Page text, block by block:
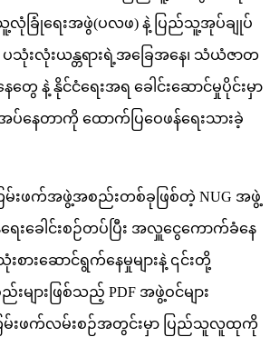
လုံခြုံရေးအဖွဲ(ပလဖ) နဲ့ ပြည်သူ့အုပ်ချုပ်
သုံးလုံးယန္တရားရဲ့အခြေအနေ၊ သံယံဇာတ
ေ နဲ့ နိုင်ငံရေးအရ ခေါင်းဆောင်မှုပိုင်းမှာ
အပ်နေတာကို ထောက်ပြဝေဖန်ရေးသားခဲ့
းဖက်အဖွဲ့အစည်းတစ်ခုဖြစ်တဲ့ NUG အဖွဲ့
းခေါင်းစဉ်တပ်ပြီး အလှူငွေကောက်ခံနေ
စားဆောင်ရွက်နေမှုများနဲ့ ၎င်းတို့
ားဖြစ်သည့် PDF အဖွဲ့ဝင်များ
မ်းဖက်လမ်းစဉ်အတွင်းမှာ ပြည်သူလူထုကို